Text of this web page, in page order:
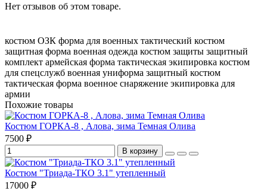
Нет отзывов об этом товаре.
костюм ОЗК форма для военных тактический костюм
защитная форма военная одежда костюм защиты защитный
комплект армейская форма тактическая экипировка костюм
для спецслужб военная униформа защитный костюм
тактическая форма военное снаряжение экипировка для
армии
Похожие товары
Костюм ГОРКА-8 , Алова, зима Темная Олива
7500 ₽
В корзину
Костюм "Триада-ТКО 3.1" утепленный
17000 ₽